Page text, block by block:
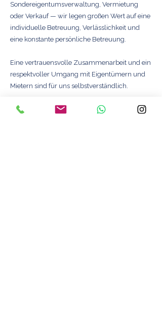
Sondereigentumsverwaltung, Vermietung
oder Verkauf — wir legen großen Wert auf eine
individuelle Betreuung, Verlässlichkeit und
eine konstante persönliche Betreuung.
Eine vertrauensvolle Zusammenarbeit und ein
respektvoller Umgang mit Eigentümern und
Mietern sind für uns selbstverständlich.
In der WEG-Verwaltung betreuen wir